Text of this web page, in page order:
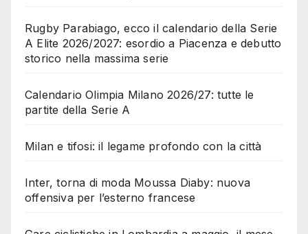
Rugby Parabiago, ecco il calendario della Serie
A Elite 2026/2027: esordio a Piacenza e debutto
storico nella massima serie
Calendario Olimpia Milano 2026/27: tutte le
partite della Serie A
Milan e tifosi: il legame profondo con la città
Inter, torna di moda Moussa Diaby: nuova
offensiva per l’esterno francese